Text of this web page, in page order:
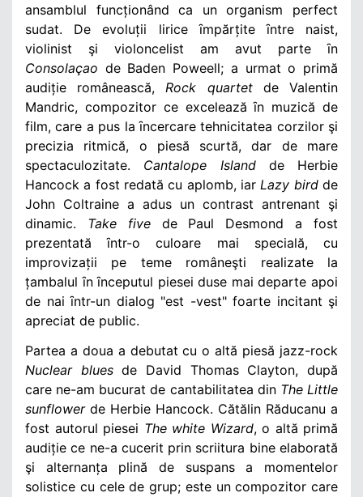
ansamblul funcționând ca un organism perfect
sudat. De evoluții lirice ȋmpărțite ȋntre naist,
violinist şi violoncelist am avut parte ȋn
Consolaçao de Baden Poweell; a urmat o primă
audiție românească, Rock quartetde Valentin
Mandric, compozitor ce excelează ȋn muzică de
film, care a pus la ȋncercare tehnicitatea corzilor şi
precizia ritmică, o piesă scurtă, dar de mare
spectaculozitate. Cantalope Islandde Herbie
Hancock a fost redată cu aplomb, iar Lazy birdde
John Coltraine a adus un contrast antrenant şi
dinamic. Take fivede Paul Desmond a fost
prezentată ȋntr-o culoare mai specială, cu
improvizații pe teme româneşti realizate la
țambalul ȋn ȋnceputul piesei duse mai departe apoi
de nai ȋntr-un dialog "est -vest" foarte incitant şi
apreciat de public.
Partea a doua a debutat cu o altă piesă jazz-rock
Nuclear bluesde David Thomas Clayton, după
care ne-am bucurat de cantabilitatea din The Little
sunflowerde Herbie Hancock. Cătălin Răducanu a
fost autorul piesei The white Wizard, o altă primă
audiție ce ne-a cucerit prin scriitura bine elaborată
şi alternanța plină de suspans a momentelor
solistice cu cele de grup; este un compozitor care